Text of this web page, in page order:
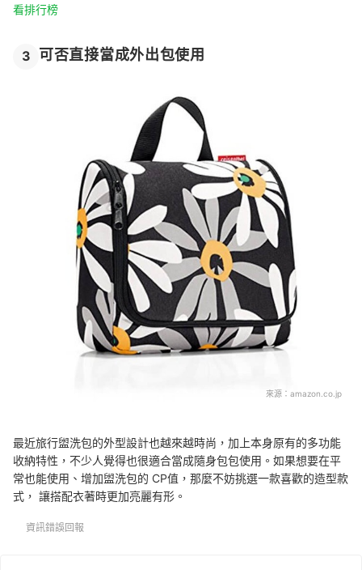
看排行榜
3 可否直接當成外出包使用
來源： amazon.co.jp
最近旅行盥洗包的外型設計也越來越時尚，加上本身原有的多功能
收納特性，不少人覺得也很適合當成隨身包包使用。如果想要在平
常也能使用、增加盥洗包的 CP值，那麼不妨挑選一款喜歡的造型款
式， 讓搭配衣著時更加亮麗有形。
資訊錯誤回報